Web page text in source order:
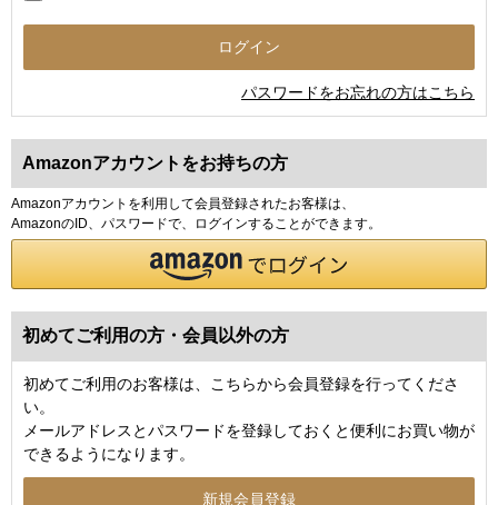
パスワードをお忘れの方はこちら
Amazonアカウントをお持ちの方
Amazonアカウントを利用して会員登録されたお客様は、
AmazonのID、パスワードで、ログインすることができます。
初めてご利用の方・会員以外の方
初めてご利用のお客様は、こちらから会員登録を行ってくださ
い。
メールアドレスとパスワードを登録しておくと便利にお買い物が
できるようになります。